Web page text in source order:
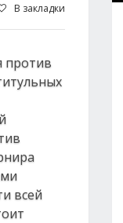
В закладки
против
всей